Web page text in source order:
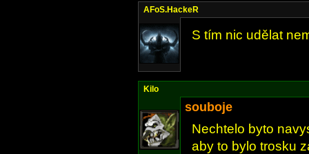
AFoS.HackeR
S tím nic udělat
Kilo
souboje
Nechtelo byto
aby to bylo trosku